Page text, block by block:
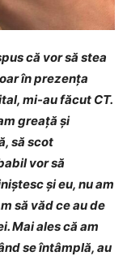
că vor să stea
în prezența
mi-au făcut CT.
greață și
să scot
vor să
și eu, nu am
să văd ce au de
Mai ales că am
se întâmplă, au